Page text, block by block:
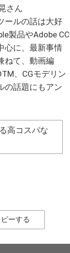
さん
ールの話は大好
製品やAdobe CC
心に、最新事情
ねて、動画編
、CGモデリン
の話題にもアン
高コスパな
ーする